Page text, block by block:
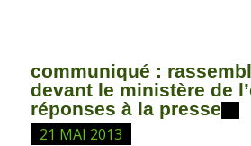
communiqué :
devant le ministère de
réponses à la presse
21 MAI 2013